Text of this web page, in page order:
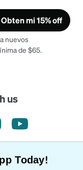
Obten mi 15% off
nuevos
de $65.
us
youtube
Today!